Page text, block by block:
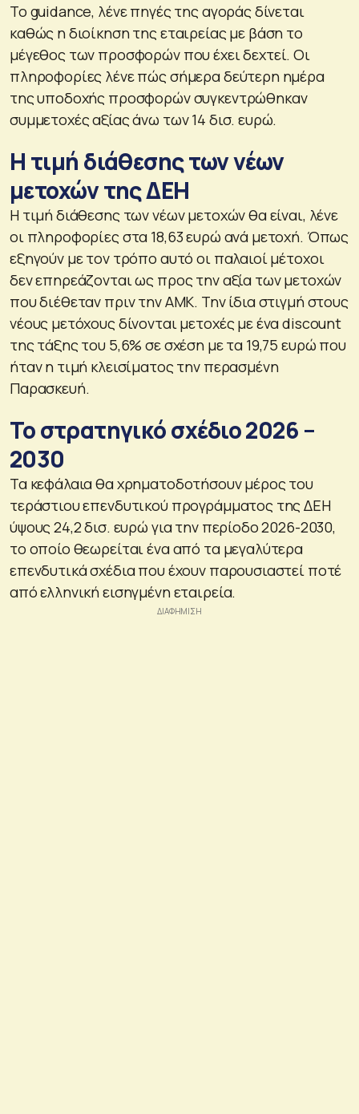
Το guidance, λένε πηγές της αγοράς δίνεται
καθώς η διοίκηση της εταιρείας με βάση το
μέγεθος των προσφορών που έχει δεχτεί. Οι
πληροφορίες λένε πώς σήμερα δεύτερη ημέρα
της υποδοχής προσφορών συγκεντρώθηκαν
συμμετοχές αξίας άνω των 14 δισ. ευρώ.
Η τιμή διάθεσης των νέων
μετοχών της ΔΕΗ
Η τιμή διάθεσης των νέων μετοχών θα είναι, λένε
οι πληροφορίες στα 18,63 ευρώ ανά μετοχή. Όπως
εξηγούν με τον τρόπο αυτό οι παλαιοί μέτοχοι
δεν επηρεάζονται ως προς την αξία των μετοχών
που διέθεταν πριν την ΑΜΚ. Την ίδια στιγμή στους
νέους μετόχους δίνονται μετοχές με ένα discount
της τάξης του 5,6% σε σχέση με τα 19,75 ευρώ που
ήταν η τιμή κλεισίματος την περασμένη
Παρασκευή.
Το στρατηγικό σχέδιο 2026 –
2030
Τα κεφάλαια θα χρηματοδοτήσουν μέρος του
τεράστιου επενδυτικού προγράμματος της ΔΕΗ
ύψους 24,2 δισ. ευρώ για την περίοδο 2026-2030,
το οποίο θεωρείται ένα από τα μεγαλύτερα
επενδυτικά σχέδια που έχουν παρουσιαστεί ποτέ
από ελληνική εισηγμένη εταιρεία.